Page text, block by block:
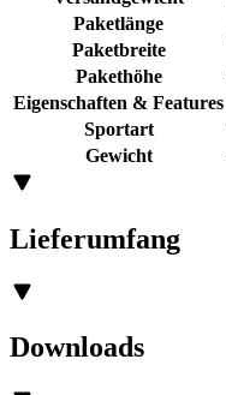
Paketlänge
Paketbreite
Pakethöhe
Eigenschaften & Features
Sportart
Gewicht
Lieferumfang
Downloads